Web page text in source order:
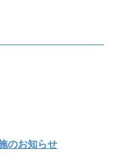
のお知らせ